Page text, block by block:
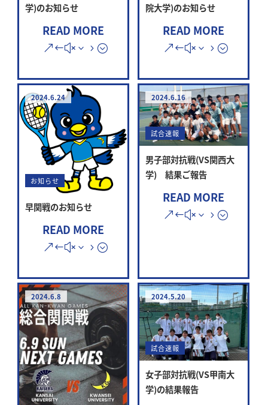
学)のお知らせ
READ MORE
院大学)のお知らせ
READ MORE
2024.6.24
お知らせ
早関戦のお知らせ
READ MORE
2024.6.16
試合速報
男子部対抗戦(VS関西大
学) 結果ご報告
READ MORE
2024.6.8 2024.5.20
試合速報
女子部対抗戦(VS甲南大
学)の結果報告